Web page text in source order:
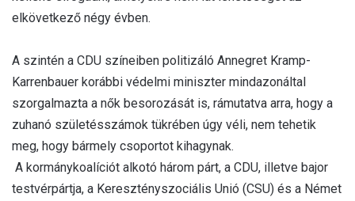
elkövetkező négy évben.
A szintén a CDU színeiben politizáló Annegret Kramp-
Karrenbauer korábbi védelmi miniszter mindazonáltal
szorgalmazta a nők besorozását is, rámutatva arra, hogy a
zuhanó születésszámok tükrében úgy véli, nem tehetik
meg, hogy bármely csoportot kihagynak.
A kormánykoalíciót alkotó három párt, a CDU, illetve bajor
testvérpártja, a Keresztényszociális Unió (CSU) és a Német